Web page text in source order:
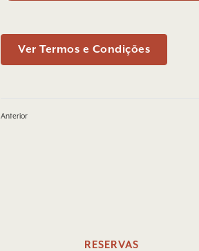
Ver Termos e Condições
Anterior
RESERVAS